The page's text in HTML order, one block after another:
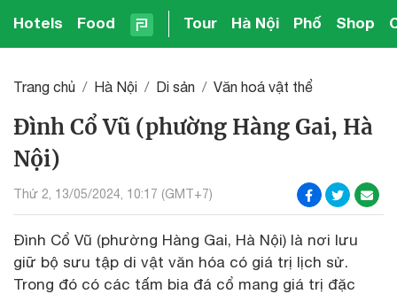
Hotels Food Tour Hà Nội Phố Shop
Trang chủ Hà Nội Di sản Văn hoá vật thể
Đình Cổ Vũ (phường Hàng Gai, Hà
Nội)
Thứ 2, 13/05/2024, 10:17 (GMT+7)
Đình Cổ Vũ (phường Hàng Gai, Hà Nội) là nơi lưu
giữ bộ sưu tập di vật văn hóa có giá trị lịch sử.
Trong đó có các tấm bia đá cổ mang giá trị đặc